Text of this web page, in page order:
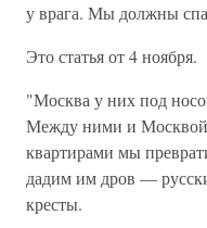
у врага. Мы должны
Это статья от 4 ноября.
"Москва у них под
Между ними и
квартирами мы
дадим им дров —
кресты.